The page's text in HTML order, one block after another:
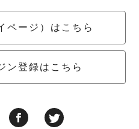
ページ）はこちら
ン登録はこちら